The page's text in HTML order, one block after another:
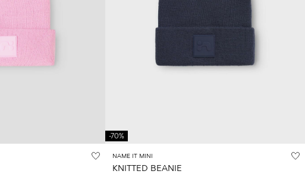
-70%
NAME IT MINI
KNITTED BEANIE